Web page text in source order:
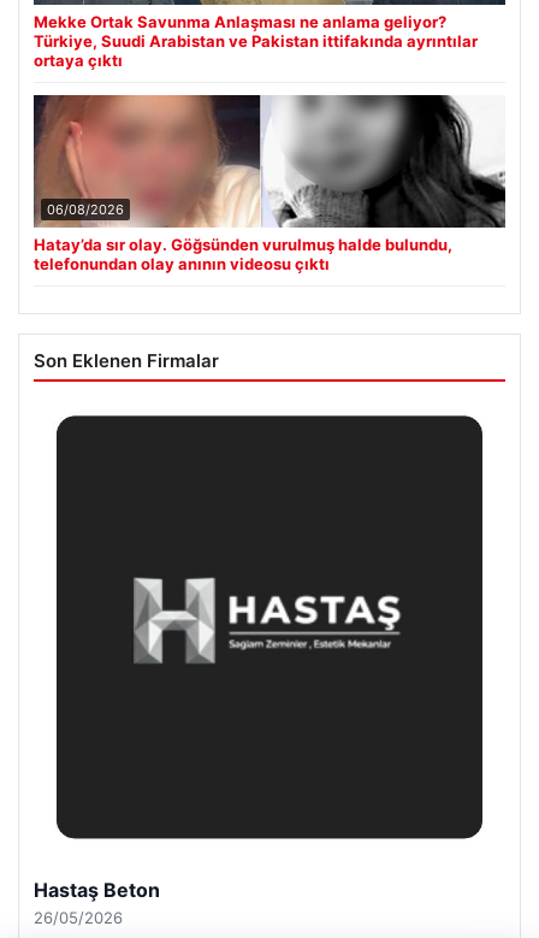
Mekke Ortak Savunma Anlaşması ne anlama geliyor?
Türkiye, Suudi Arabistan ve Pakistan ittifakında ayrıntılar
ortaya çıktı
06/08/2026
Hatay’da sır olay. Göğsünden vurulmuş halde bulundu,
telefonundan olay anının videosu çıktı
Son Eklenen Firmalar
Enes Kaplan Avukatlık Bürosu
28/04/2026